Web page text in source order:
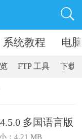
系统教程 电
FTP 工具 下载
多国语言版
：4.21 MB